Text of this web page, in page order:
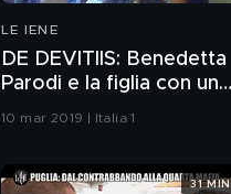
LE IENE
DE DEVITIIS: Benedetta
Parodi e la figlia con un
40enne: lo scherzo
10 mar 2019 | Italia 1
31 MIN